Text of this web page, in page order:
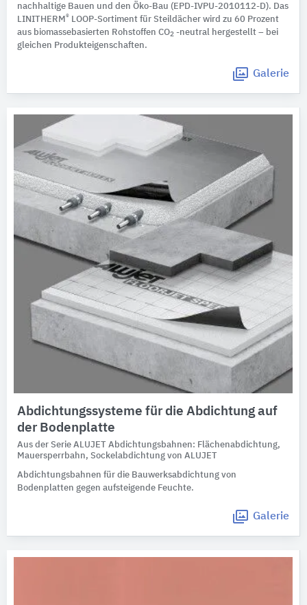
nachhaltige Bauen und den Öko-Bau (EPD-IVPU-2010112-D). Das
LINITHERM ® LOOP-Sortiment für Steildächer wird zu 60 Prozent
aus biomassebasierten Rohstoffen CO2 -neutral hergestellt – bei
gleichen Produkteigenschaften.
Galerie
Abdichtungssysteme für die Abdichtung auf
der Bodenplatte
Aus der Serie ALUJET Abdichtungsbahnen: Flächenabdichtung,
Mauersperrbahn, Sockelabdichtung von ALUJET
Abdichtungsbahnen für die Bauwerksabdichtung von
Bodenplatten gegen aufsteigende Feuchte.
Galerie